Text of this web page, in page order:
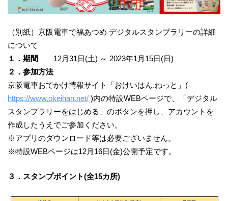
（別紙）京阪電車で福あつめ デジタルスタンプラリーの詳細
について
１．期間
12月31日(土) ～ 2023年1月15日(日)
２．参加方法
京阪電車おでかけ情報サイト「おけいはん.ねっと」(
https://www.okeihan.net/ )内の特設WEBページで、「デジタル
スタンプラリーをはじめる」のボタンを押し、アカウントを
作成したうえでご参加ください。
※アプリのダウンロード等は必要ございません。
※特設WEBページは12月16日(金)公開予定です。
３．スタンプポイント(全15カ所)